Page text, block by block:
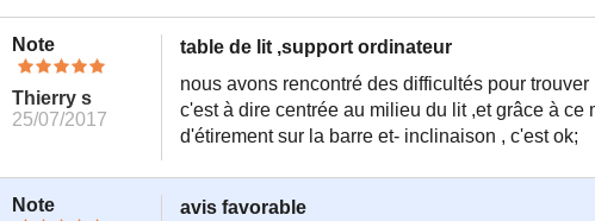
Note
Thierry s
25/07/2017
table de lit ,support ordinateur
nous avons rencontré des difficultés pour
c'est à dire centrée au milieu du lit ,et grâce à
d'étirement sur la barre et- inclinaison , c'est ok;
Note
avis favorable